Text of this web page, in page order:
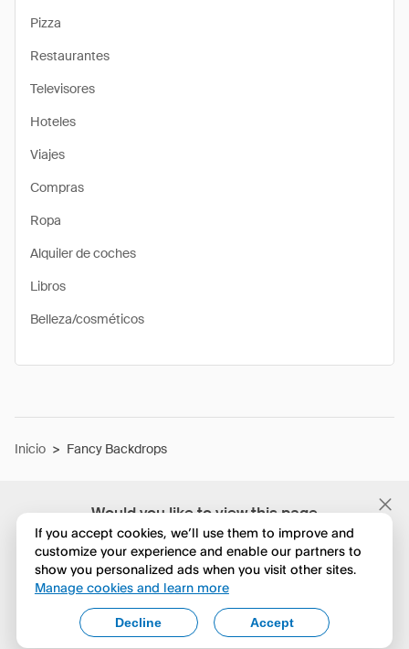
Would you like to view this page
in English?
No, seguir navegando
Yes, change to English
Pizza
Restaurantes
Televisores
Hoteles
Viajes
Compras
Ropa
Alquiler de coches
Libros
Belleza/cosméticos
Inicio > Fancy Backdrops
If you accept cookies, we’ll use them to improve and
customize your experience and enable our partners to
show you personalized ads when you visit other sites.
Manage cookies and learn more
Accept
Decline